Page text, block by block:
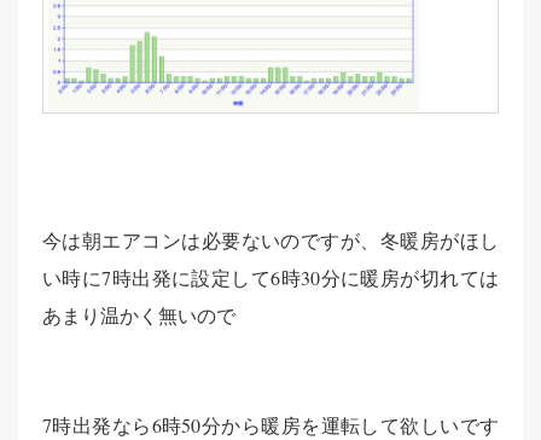
今は朝エアコンは必要ないのですが、冬暖房がほし
い時に7時出発に設定して6時30分に暖房が切れては
あまり温かく無いので
7時出発なら6時50分から暖房を運転して欲しいです